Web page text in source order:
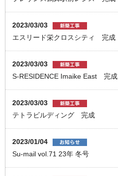
2023/03/03
エスリード栄クロスシティ 完成
2023/03/03
S-RESIDENCE Imaike East 完成
2023/03/03
テトラビルディング 完成
2023/01/04
Su-mail vol.71 23年 冬号